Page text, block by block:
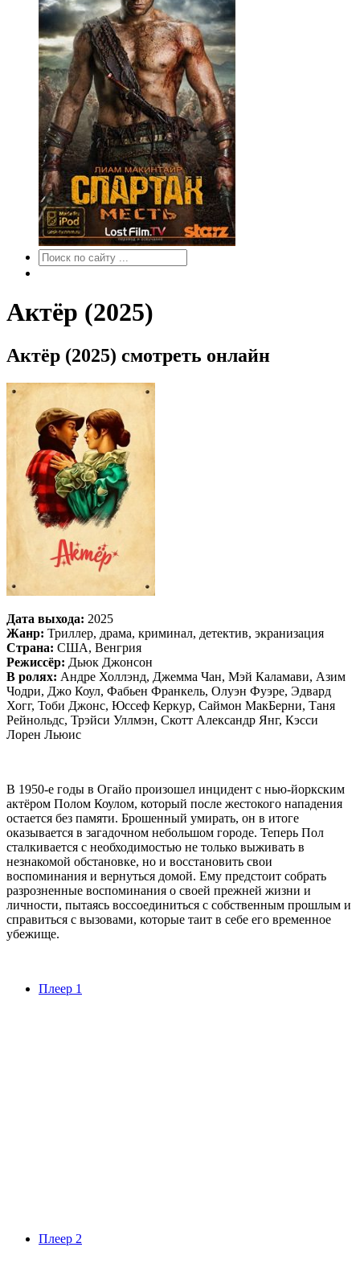
Актёр (2025)
Актёр (2025) смотреть онлайн
Дата выхода: 2025
Жанр: Триллер, драма, криминал, детектив, экранизация
Страна: США, Венгрия
Режиссёр: Дьюк Джонсон
В ролях: Андре Холлэнд, Джемма Чан, Мэй Каламави, Азим
Чодри, Джо Коул, Фабьен Франкель, Олуэн Фуэре, Эдвард
Хогг, Тоби Джонс, Юссеф Керкур, Саймон МакБерни, Таня
Рейнольдс, Трэйси Уллмэн, Скотт Александр Янг, Кэсси
Лорен Льюис
В 1950-е годы в Огайо произошел инцидент с нью-йоркским
актёром Полом Коулом, который после жестокого нападения
остается без памяти. Брошенный умирать, он в итоге
оказывается в загадочном небольшом городе. Теперь Пол
сталкивается с необходимостью не только выживать в
незнакомой обстановке, но и восстановить свои
воспоминания и вернуться домой. Ему предстоит собрать
разрозненные воспоминания о своей прежней жизни и
личности, пытаясь воссоединиться с собственным прошлым и
справиться с вызовами, которые таит в себе его временное
убежище.
Плеер 1
Плеер 2